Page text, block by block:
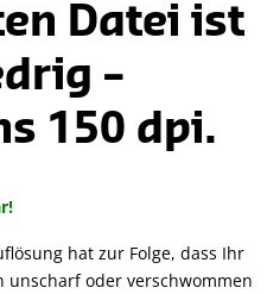
Datei ist
–
150 dpi.
hat zur Folge, dass Ihr
oder verschwommen